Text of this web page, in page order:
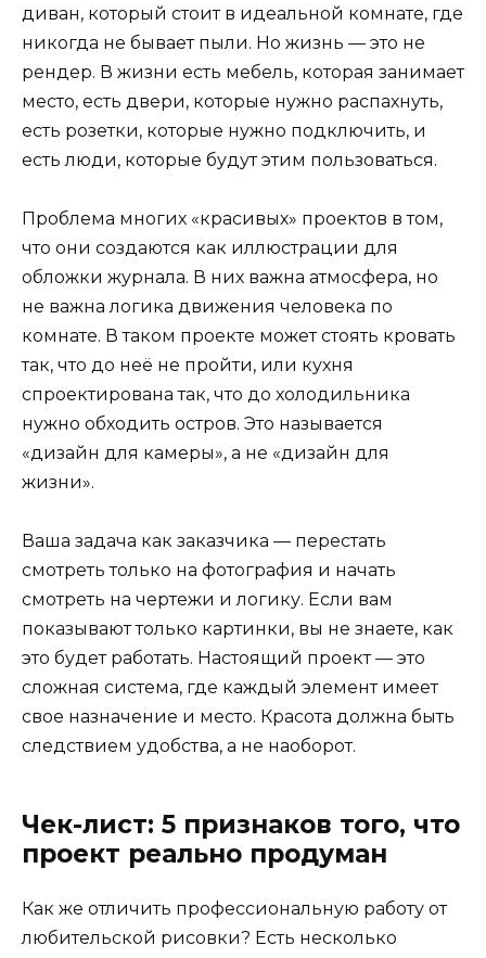
диван, который стоит в идеальной комнате, где
никогда не бывает пыли. Но жизнь — это не
рендер. В жизни есть мебель, которая занимает
место, есть двери, которые нужно распахнуть,
есть розетки, которые нужно подключить, и
есть люди, которые будут этим пользоваться.
Проблема многих «красивых» проектов в том,
что они создаются как иллюстрации для
обложки журнала. В них важна атмосфера, но
не важна логика движения человека по
комнате. В таком проекте может стоять кровать
так, что до неё не пройти, или кухня
спроектирована так, что до холодильника
нужно обходить остров. Это называется
«дизайн для камеры», а не «дизайн для
жизни».
Ваша задача как заказчика — перестать
смотреть только на фотография и начать
смотреть на чертежи и логику. Если вам
показывают только картинки, вы не знаете, как
это будет работать. Настоящий проект — это
сложная система, где каждый элемент имеет
свое назначение и место. Красота должна быть
следствием удобства, а не наоборот.
Чек-лист: 5 признаков того, что
проект реально продуман
Как же отличить профессиональную работу от
любительской рисовки? Есть несколько